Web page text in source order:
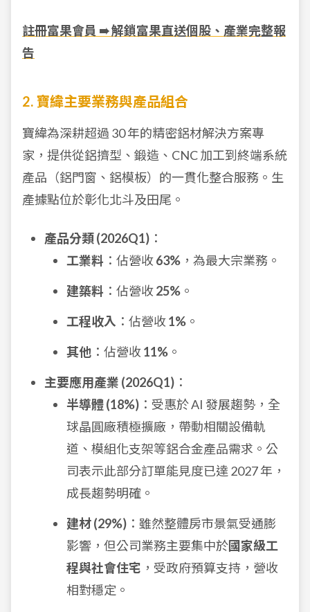
註冊富果會員 ➠ 解鎖富果直送個股、產業完整報
告
2. 寶緯主要業務與產品組合
寶緯為深耕超過 30 年的精密鋁材解決方案專
家，提供從鋁擠型、鍛造、CNC 加工到終端系統
產品（鋁門窗、鋁模板）的一貫化整合服務。生
產據點位於彰化北斗及田尾。
產品分類 (2026Q1) ：
工業料 ：佔營收63% ，為最大宗業務。
建築料 ：佔營收25% 。
工程收入 ：佔營收1% 。
其他 ：佔營收11% 。
主要應用產業 (2026Q1) ：
半導體 (18%) ：受惠於 AI 發展趨勢，全
球晶圓廠積極擴廠，帶動相關設備軌
道、模組化支架等鋁合金產品需求。公
司表示此部分訂單能見度已達 2027 年，
成長趨勢明確。
建材 (29%) ：雖然整體房市景氣受通膨
影響，但公司業務主要集中於國家級工
程與社會住宅 ，受政府預算支持，營收
相對穩定。